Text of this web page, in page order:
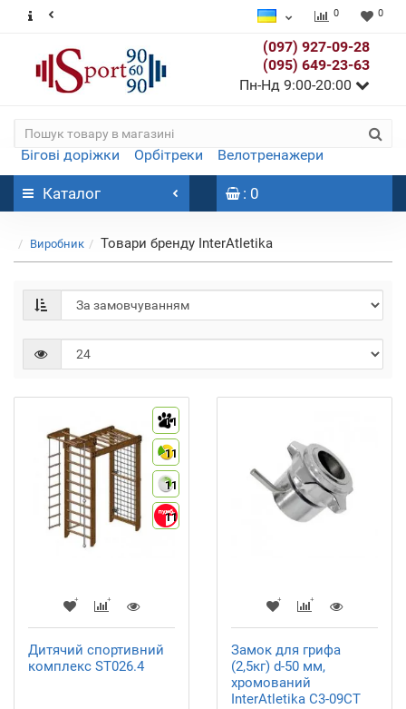
0 0
(097) 927-09-28
(095) 649-23-63
Пн-Нд 9:00-20:00
Бігові доріжки Орбітреки Велотренажери
Каталог : 0
Виробник Товари бренду InterAtletika
11
11
11
11
Дитячий спортивний
комплекс ST026.4
Замок для грифа
(2,5кг) d-50 мм,
хромований
InterAtletika C3-09CT